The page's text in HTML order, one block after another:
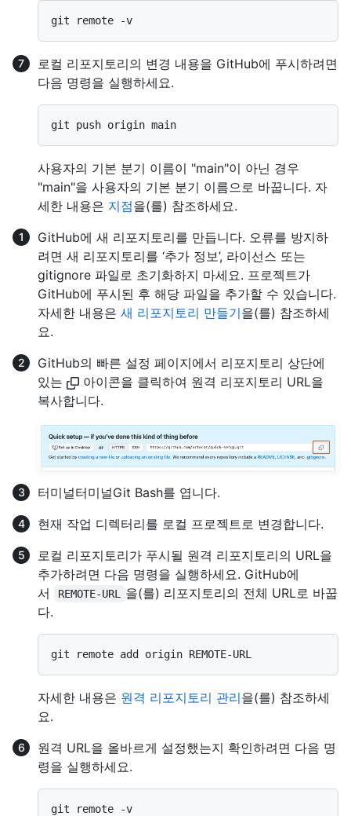
로컬 리포지토리의 변경 내용을 GitHub에 푸시하려면
다음 명령을 실행하세요.
사용자의 기본 분기 이름이 "main"이 아닌 경우
"main"을 사용자의 기본 분기 이름으로 바꿉니다. 자
세한 내용은 지점을(를) 참조하세요.
GitHub에 새 리포지토리를 만듭니다. 오류를 방지하
려면 새 리포지토리를 ‘추가 정보’, 라이선스 또는
gitignore 파일로 초기화하지 마세요. 프로젝트가
GitHub에 푸시된 후 해당 파일을 추가할 수 있습니다.
자세한 내용은 새 리포지토리 만들기을(를) 참조하세
요.
GitHub의 빠른 설정 페이지에서 리포지토리 상단에
있는
아이콘을 클릭하여 원격 리포지토리 URL을
복사합니다.
터미널터미널Git Bash를 엽니다.
현재 작업 디렉터리를 로컬 프로젝트로 변경합니다.
로컬 리포지토리가 푸시될 원격 리포지토리의 URL을
추가하려면 다음 명령을 실행하세요. GitHub에
서
REMOTE-URL
을(를) 리포지토리의 전체 URL로 바꿉
다.
자세한 내용은 원격 리포지토리 관리을(를) 참조하세
요.
원격 URL을 올바르게 설정했는지 확인하려면 다음 명
령을 실행하세요.